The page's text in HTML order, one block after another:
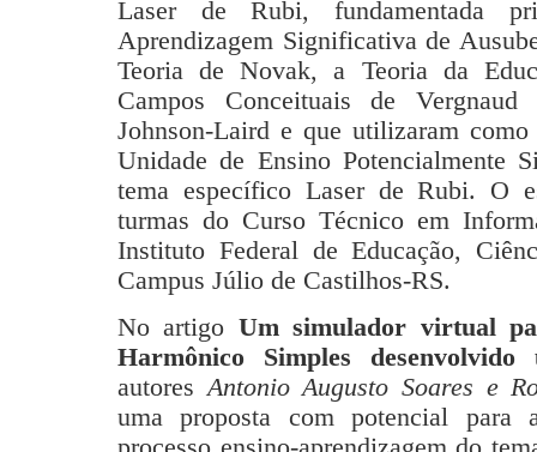
Laser de Rubi, fundamentada
Aprendizagem Significativa de
Teoria de Novak, a Teoria da
Campos Conceituais de
Johnson-Laird e que utilizaram
Unidade de Ensino Potencialmente
tema específico Laser de Rubi. O
turmas do Curso Técnico em
Instituto Federal de Educação,
Campus Júlio de Castilhos-RS.
No artigo Um simulador virtual
Harmônico Simples
autoresAntonio Augusto Soares e
uma proposta com potencial para